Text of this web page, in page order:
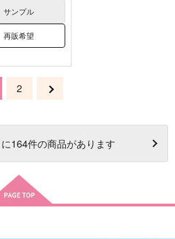
サンプル
再販希望
2
164件の商品があります